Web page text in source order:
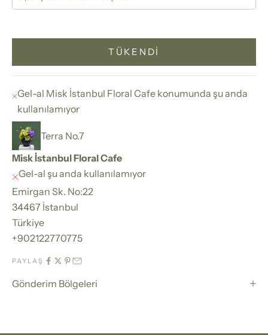
TÜKENDI
Gel-al Misk İstanbul Floral Cafe konumunda şu anda
kullanılamıyor
Terra No.7
Misk İstanbul Floral Cafe
Gel-al şu anda kullanılamıyor
Emirgan Sk. No:22
34467 İstanbul
Türkiye
+902122770775
PAYLAŞ
Gönderim Bölgeleri